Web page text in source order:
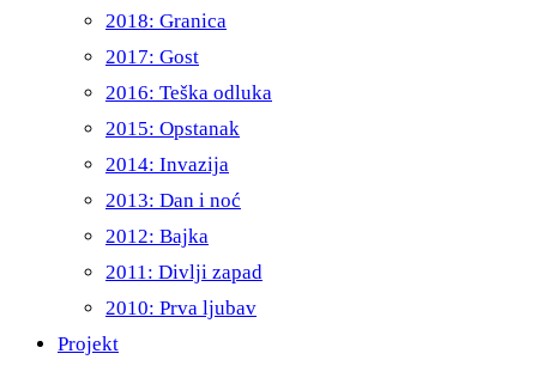
2018: Granica
2017: Gost
2016: Teška odluka
2015: Opstanak
2014: Invazija
2013: Dan i noć
2012: Bajka
2011: Divlji zapad
2010: Prva ljubav
Projekt